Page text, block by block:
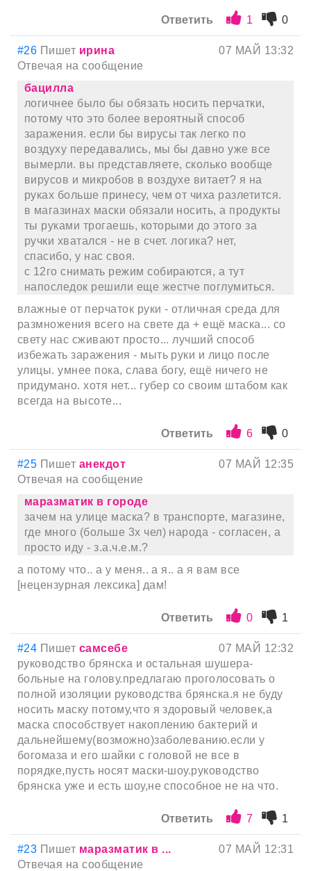
Ответить 1 0
#26 Пишет ирина
07 МАЙ 13:32
Отвечая на сообщение
бацилла
логичнее было бы обязать носить перчатки,
потому что это более вероятный способ
заражения. если бы вирусы так легко по
воздуху передавались, мы бы давно уже все
вымерли. вы представляете, сколько вообще
вирусов и микробов в воздухе витает? я на
руках больше принесу, чем от чиха разлетится.
в магазинах маски обязали носить, а продукты
ты руками трогаешь, которыми до этого за
ручки хватался - не в счет. логика? нет,
спасибо, у нас своя.
с 12го снимать режим собираются, а тут
напоследок решили еще жестче поглумиться.
влажные от перчаток руки - отличная среда для
размножения всего на свете да + ещё маска... со
свету нас сживают просто... лучший способ
избежать заражения - мыть руки и лицо после
улицы. умнее пока, слава богу, ещё ничего не
придумано. хотя нет... губер со своим штабом как
всегда на высоте...
Ответить 6 0
#25 Пишет анекдот
07 МАЙ 12:35
Отвечая на сообщение
маразматик в городе
зачем на улице маска? в транспорте, магазине,
где много (больше 3х чел) народа - согласен, а
просто иду - з.а.ч.е.м.?
а потому что.. а у меня.. а я.. а я вам все
[нецензурная лексика] дам!
Ответить 0 1
#24 Пишет самсебе
07 МАЙ 12:32
руководство брянска и остальная шушера-
больные на голову.предлагаю проголосовать о
полной изоляции руководства брянска.я не буду
носить маску потому,что я здоровый человек,а
маска способствует накоплению бактерий и
дальнейшему(возможно)заболеванию.если у
богомаза и его шайки с головой не все в
порядке,пусть носят маски-шоу.руководство
брянска уже и есть шоу,не способное не на что.
Ответить 7 1
#23 Пишет маразматик в ...
07 МАЙ 12:31
Отвечая на сообщение